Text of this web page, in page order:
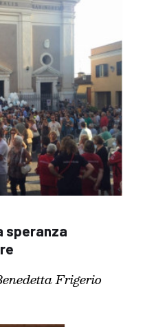
speranza
Frigerio